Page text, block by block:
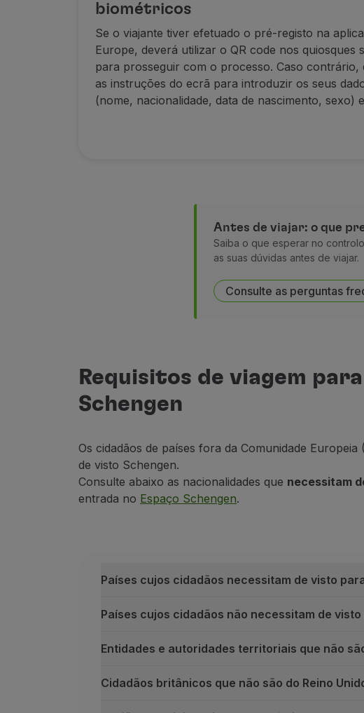
biométricos
Se o viajante tiver efetuado o pré-registo na
Europe, deverá utilizar o QR code nos quiosques
para prosseguir com o processo. Caso contrário,
as instruções do ecrã para introduzir os seus
(nome, nacionalidade, data de nascimento, sexo)
Antes de viajar: o que
Saiba o que esperar no
as suas dúvidas antes de viajar.
Consulte as perguntas
Requisitos de viagem
Schengen
Os cidadãos de países fora da Comunidade
de visto Schengen.
Consulte abaixo as nacionalidades que necessitam
entrada no Espaço Schengen.
Países cujos cidadãos necessitam de visto
Países cujos cidadãos não necessitam de
Entidades e autoridades territoriais que não
Cidadãos britânicos que não são do Reino